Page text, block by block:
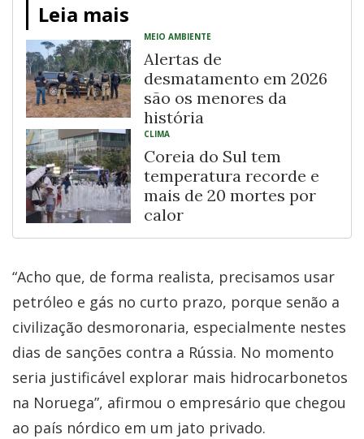
Leia mais
MEIO AMBIENTE
Alertas de
desmatamento em 2026
são os menores da
história
CLIMA
Coreia do Sul tem
temperatura recorde e
mais de 20 mortes por
calor
“Acho que, de forma realista, precisamos usar
petróleo e gás no curto prazo, porque senão a
civilização desmoronaria, especialmente nestes
dias de sanções contra a Rússia. No momento
seria justificável explorar mais hidrocarbonetos
na Noruega”, afirmou o empresário que chegou
ao país nórdico em um jato privado.